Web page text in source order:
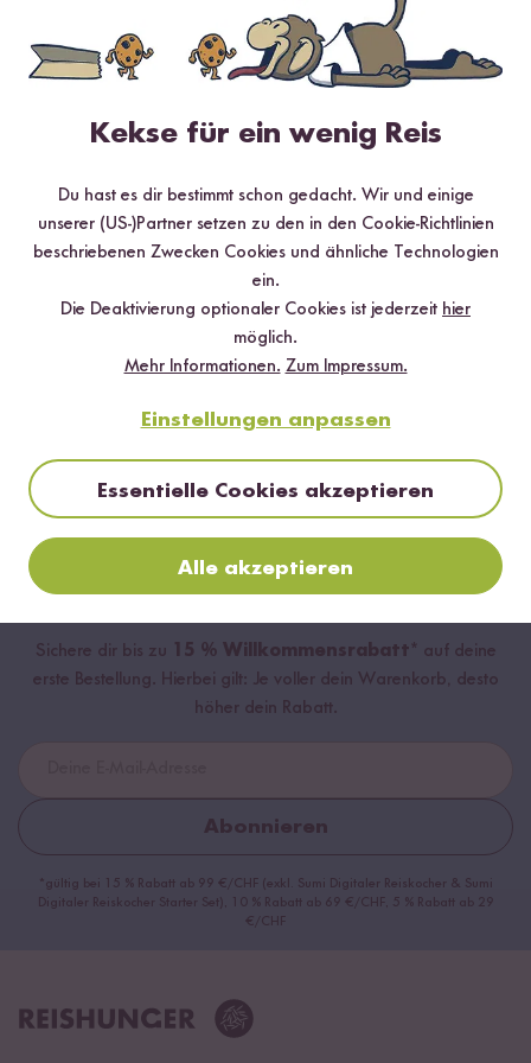
Loading...
16
ab CHF 6.90CHF 11.50 / kg
Sichere dir bis zu 15 % Willkommensrabatt* auf deine
erste Bestellung. Hierbei gilt: Je voller dein Warenkorb, desto
höher dein Rabatt.
Abonnieren
*gültig bei 15 % Rabatt ab 99 €/CHF (exkl. Sumi Digitaler Reiskocher & Sumi
Digitaler Reiskocher Starter Set), 10 % Rabatt ab 69 €/CHF, 5 % Rabatt ab 29
€/CHF
Kekse für ein wenig Reis
Du hast es dir bestimmt schon gedacht. Wir und einige
unserer (US-)Partner setzen zu den in den Cookie-Richtlinien
beschriebenen Zwecken Cookies und ähnliche Technologien
ein.
Die Deaktivierung optionaler Cookies ist jederzeit hier
möglich.
Mehr Informationen. Zum Impressum.
Einstellungen anpassen
Essentielle Cookies akzeptieren
Alle akzeptieren